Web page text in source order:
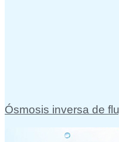
Ósmosis inversa de